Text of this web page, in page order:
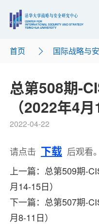
首页 国际战略与
总第508期-
（2022年4月
2022-04-22
请点击 下载 后观看。
上一篇：总第509期-
月14-15日）
下一篇：总第507期-
月8-11日）